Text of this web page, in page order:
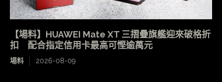
【場料】HUAWEI Mate XT 三摺疊旗艦迎來破格折
扣 配合指定信用卡最高可慳逾萬元
場料 2026-08-09